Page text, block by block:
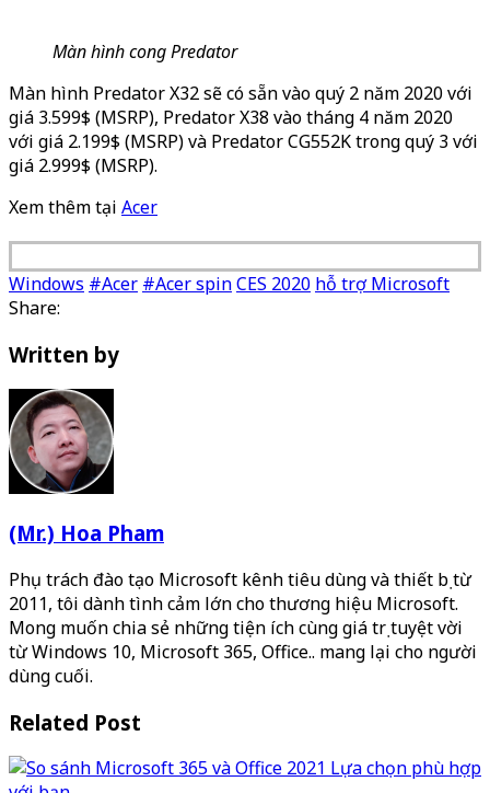
Màn hình cong Predator
Màn hình Predator X32 sẽ có sẵn vào quý 2 năm 2020 với
giá 3.599$ (MSRP), Predator X38 vào tháng 4 năm 2020
với giá 2.199$ (MSRP) và Predator CG552K trong quý 3 với
giá 2.999$ (MSRP).
Xem thêm tại Acer
Windows #Acer #Acer spinCES 2020 hỗ trợ Microsoft
Share:
Written by
(Mr.) Hoa Pham
Phụ trách đào tạo Microsoft kênh tiêu dùng và thiết bị từ
2011, tôi dành tình cảm lớn cho thương hiệu Microsoft.
Mong muốn chia sẻ những tiện ích cùng giá trị tuyệt vời
từ Windows 10, Microsoft 365, Office.. mang lại cho người
dùng cuối.
Related Post